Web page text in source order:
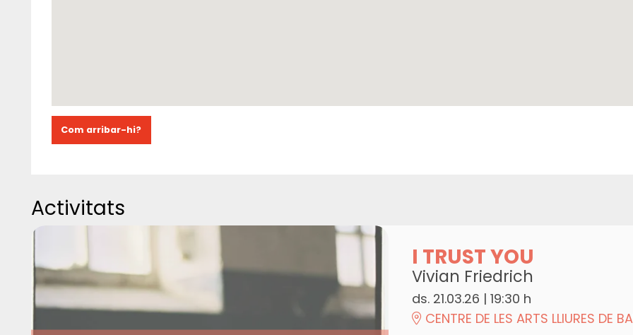
Com arribar-hi?
Activitats
I TRUST YOU
Vivian Friedrich
ds. 21.03.26 | 19:30 h
CENTRE DE LES ARTS LLIURES DE